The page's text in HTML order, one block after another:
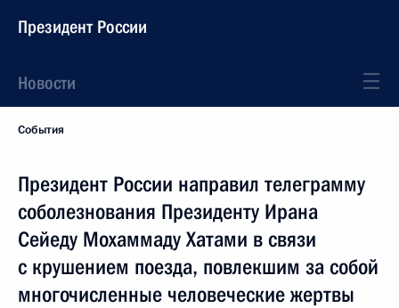
Президент России
Новости
События
Президент России направил телеграмму
соболезнования Президенту Ирана
Сейеду Мохаммаду Хатами в связи
с крушением поезда, повлекшим за собой
многочисленные человеческие жертвы